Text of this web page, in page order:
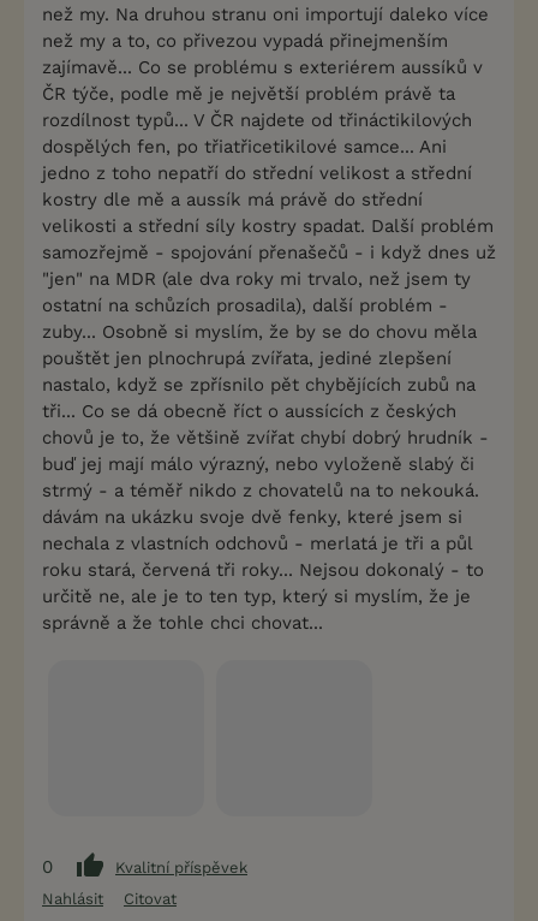
než my. Na druhou stranu oni importují daleko více
než my a to, co přivezou vypadá přinejmenším
zajímavě... Co se problému s exteriérem aussíků v
ČR týče, podle mě je největší problém právě ta
rozdílnost typů... V ČR najdete od třináctikilových
dospělých fen, po třiatřicetikilové samce... Ani
jedno z toho nepatří do střední velikost a střední
kostry dle mě a aussík má právě do střední
velikosti a střední síly kostry spadat. Další problém
samozřejmě - spojování přenašečů - i když dnes už
"jen" na MDR (ale dva roky mi trvalo, než jsem ty
ostatní na schůzích prosadila), další problém -
zuby... Osobně si myslím, že by se do chovu měla
pouštět jen plnochrupá zvířata, jediné zlepšení
nastalo, když se zpřísnilo pět chybějících zubů na
tři... Co se dá obecně říct o aussících z českých
chovů je to, že většině zvířat chybí dobrý hrudník -
buď jej mají málo výrazný, nebo vyloženě slabý či
strmý - a téměř nikdo z chovatelů na to nekouká.
dávám na ukázku svoje dvě fenky, které jsem si
nechala z vlastních odchovů - merlatá je tři a půl
roku stará, červená tři roky... Nejsou dokonalý - to
určitě ne, ale je to ten typ, který si myslím, že je
správně a že tohle chci chovat...
0
Kvalitní příspěvek
Nahlásit
Citovat